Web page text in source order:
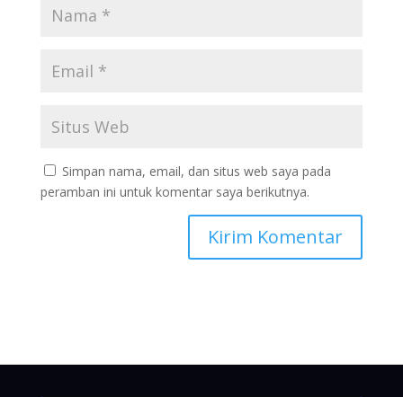
Simpan nama, email, dan situs web saya pada
peramban ini untuk komentar saya berikutnya.